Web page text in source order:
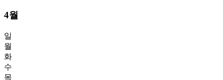
4월
일
월
화
수
목